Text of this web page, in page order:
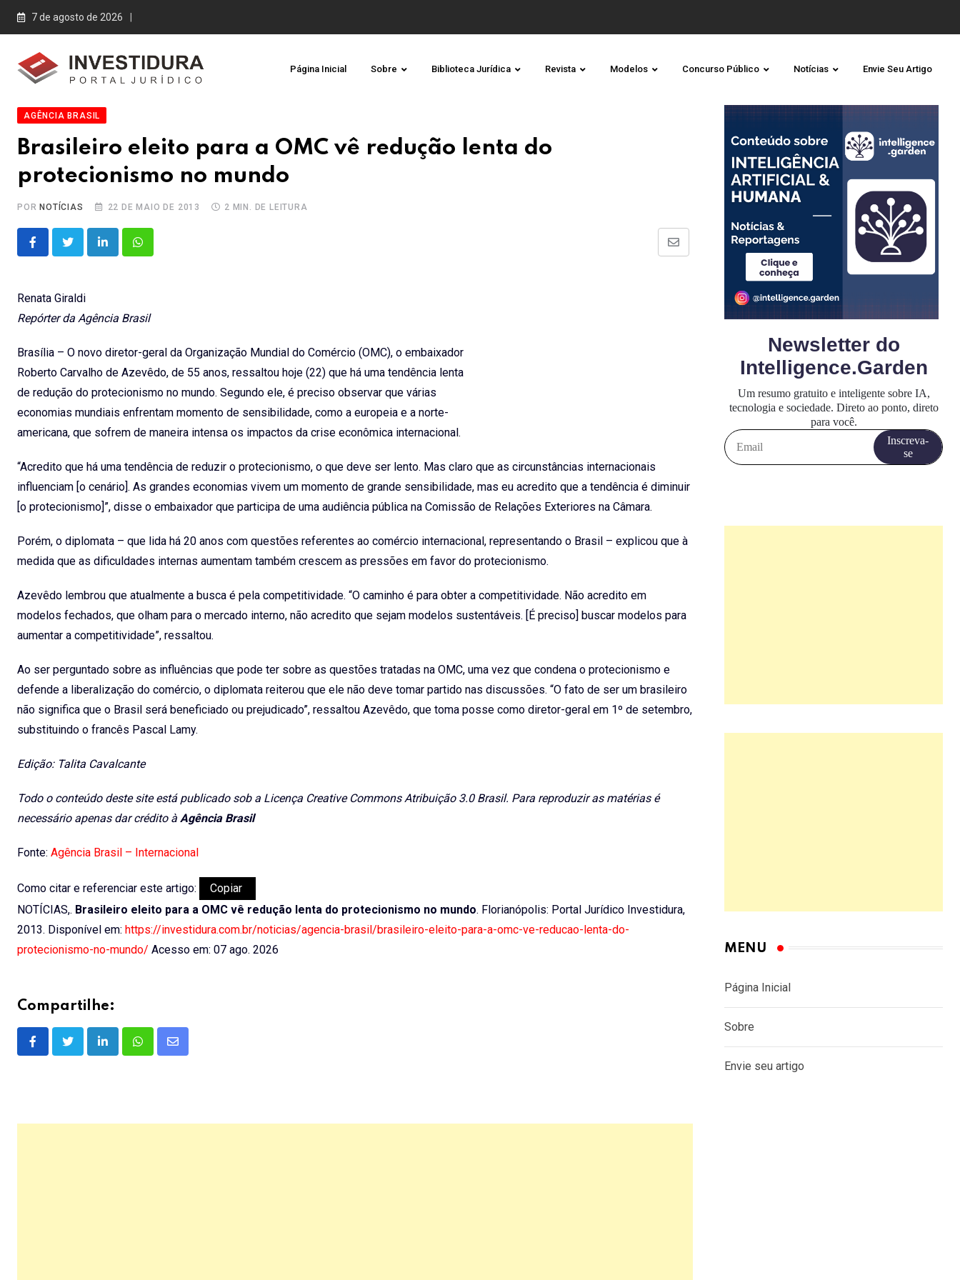
Skip
7 de agosto de 2026
Página Inicial Sobre Biblioteca Jurídica Revista Modelos Concurso Público Notícias Envie Seu Artigo
AGÊNCIA BRASIL
Brasileiro eleito para a OMC vê redução lenta do
protecionismo no mundo
PORNOTÍCIAS 22 DE MAIO DE 2013 2 MIN. DE LEITURA
LinkedInWhatsapp
Share
Renata Giraldi
Repórter da Agência Brasil
Brasília – O novo diretor-geral da Organização Mundial do Comércio (OMC), o embaixador
Roberto Carvalho de Azevêdo, de 55 anos, ressaltou hoje (22) que há uma tendência lenta
de redução do protecionismo no mundo. Segundo ele, é preciso observar que várias
economias mundiais enfrentam momento de sensibilidade, como a europeia e a norte-
americana, que sofrem de maneira intensa os impactos da crise econômica internacional.
“Acredito que há uma tendência de reduzir o protecionismo, o que deve ser lento. Mas claro que as circunstâncias internacionais
influenciam [o cenário]. As grandes economias vivem um momento de grande sensibilidade, mas eu acredito que a tendência é diminuir
[o protecionismo]”, disse o embaixador que participa de uma audiência pública na Comissão de Relações Exteriores na Câmara.
Porém, o diplomata – que lida há 20 anos com questões referentes ao comércio internacional, representando o Brasil – explicou que à
medida que as dificuldades internas aumentam também crescem as pressões em favor do protecionismo.
Azevêdo lembrou que atualmente a busca é pela competitividade. “O caminho é para obter a competitividade. Não acredito em
modelos fechados, que olham para o mercado interno, não acredito que sejam modelos sustentáveis. [É preciso] buscar modelos para
aumentar a competitividade”, ressaltou.
Ao ser perguntado sobre as influências que pode ter sobre as questões tratadas na OMC, uma vez que condena o protecionismo e
defende a liberalização do comércio, o diplomata reiterou que ele não deve tomar partido nas discussões. “O fato de ser um brasileiro
não significa que o Brasil será beneficiado ou prejudicado”, ressaltou Azevêdo, que toma posse como diretor-geral em 1º de setembro,
substituindo o francês Pascal Lamy.
Edição: Talita Cavalcante
Todo o conteúdo deste site está publicado sob a Licença Creative Commons Atribuição 3.0 Brasil. Para reproduzir as matérias é
necessário apenas dar crédito à Agência Brasil
Fonte: Agência Brasil – Internacional
Como citar e referenciar este artigo:
Copiar
NOTÍCIAS,. Brasileiro eleito para a OMC vê redução lenta do protecionismo no mundo. Florianópolis: Portal Jurídico Investidura,
2013. Disponível em: https://investidura.com.br/noticias/agencia-brasil/brasileiro-eleito-para-a-omc-ve-reducao-lenta-do-
protecionismo-no-mundo/ Acesso em: 07 ago. 2026
Compartilhe:
LinkedInWhatsappShare
MENU
Página Inicial
Sobre
Envie seu artigo